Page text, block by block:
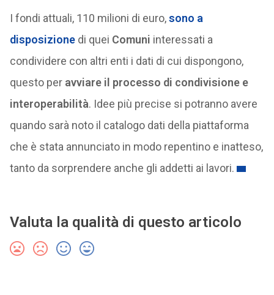
I fondi attuali, 110 milioni di euro,sono a
disposizionedi quei Comuni interessati a
condividere con altri enti i dati di cui dispongono,
questo per avviare il processo di condivisione e
interoperabilità. Idee più precise si potranno avere
quando sarà noto il catalogo dati della piattaforma
che è stata annunciato in modo repentino e inatteso,
tanto da sorprendere anche gli addetti ai lavori.
Valuta la qualità di questo articolo